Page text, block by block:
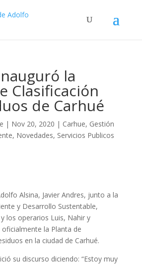
la
Clasificación
de Carhué
| Nov 20, 2020 | Carhue, Gestión
, Novedades, Servicios Publicos
Alsina, Javier Andres, junto a la
y Desarrollo Sustentable,
los operarios Luis, Nahir y
la Planta de
en la ciudad de Carhué.
su discurso diciendo: “Estoy muy